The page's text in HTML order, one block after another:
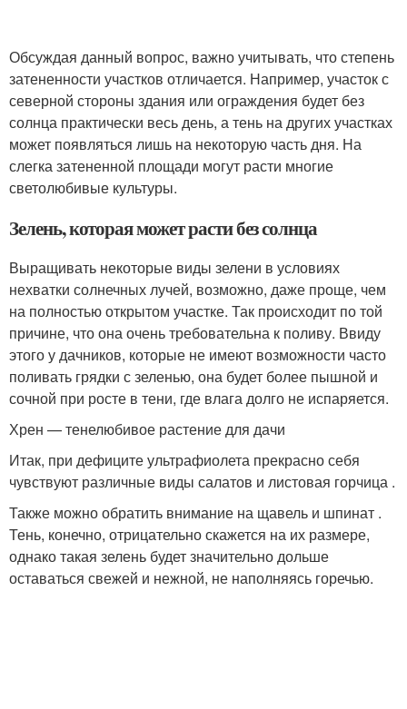
Обсуждая данный вопрос, важно учитывать, что степень
затененности участков отличается. Например, участок с
северной стороны здания или ограждения будет без
солнца практически весь день, а тень на других участках
может появляться лишь на некоторую часть дня. На
слегка затененной площади могут расти многие
светолюбивые культуры.
Зелень, которая может расти без солнца
Выращивать некоторые виды зелени в условиях
нехватки солнечных лучей, возможно, даже проще, чем
на полностью открытом участке. Так происходит по той
причине, что она очень требовательна к поливу. Ввиду
этого у дачников, которые не имеют возможности часто
поливать грядки с зеленью, она будет более пышной и
сочной при росте в тени, где влага долго не испаряется.
Хрен — тенелюбивое растение для дачи
Итак, при дефиците ультрафиолета прекрасно себя
чувствуют различные виды салатов и листовая горчица .
Также можно обратить внимание на щавель и шпинат .
Тень, конечно, отрицательно скажется на их размере,
однако такая зелень будет значительно дольше
оставаться свежей и нежной, не наполняясь горечью.